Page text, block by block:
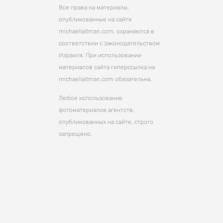
Все права на материалы,
опубликованные на сайте
michaellaitman.com, охраняются в
соответствии с законодательством
Израиля. При использовании
материалов сайта гиперссылка на
michaellaitman.com обязательна.
Любое использование
фотоматериалов агентств,
опубликованных на сайте, строго
запрещено.